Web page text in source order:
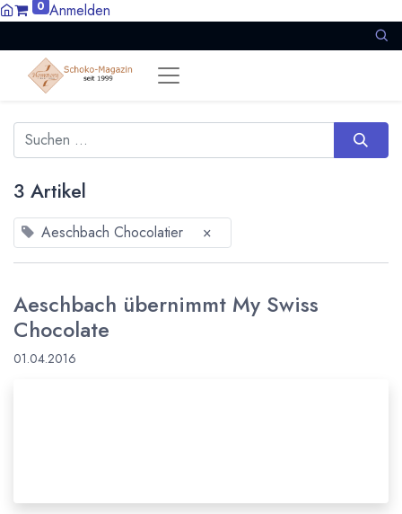
0 Anmelden
3 Artikel
Aeschbach Chocolatier ×
Aeschbach übernimmt My Swiss
Chocolate
01.04.2016